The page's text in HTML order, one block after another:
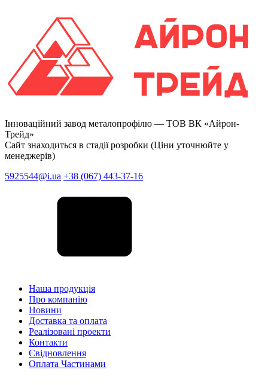
Інноваційний завод металопрофілю — ТОВ ВК «Айрон-
Трейд»
Сайт знаходиться в стадії розробки (Ціни уточнюйте у
менеджерів)
5925544@i.ua +38 (067) 443-37-16
Наша продукція
Про компанію
Новини
Доставка та оплата
Реалізовані проекти
Контакти
Євідновлення
Оплата Частинами